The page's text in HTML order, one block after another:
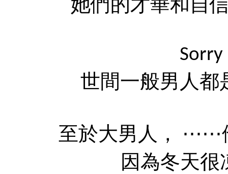
她們的才華和自
Sorry
世間一般男人都
至於大男人， ⋯⋯
因為冬天很